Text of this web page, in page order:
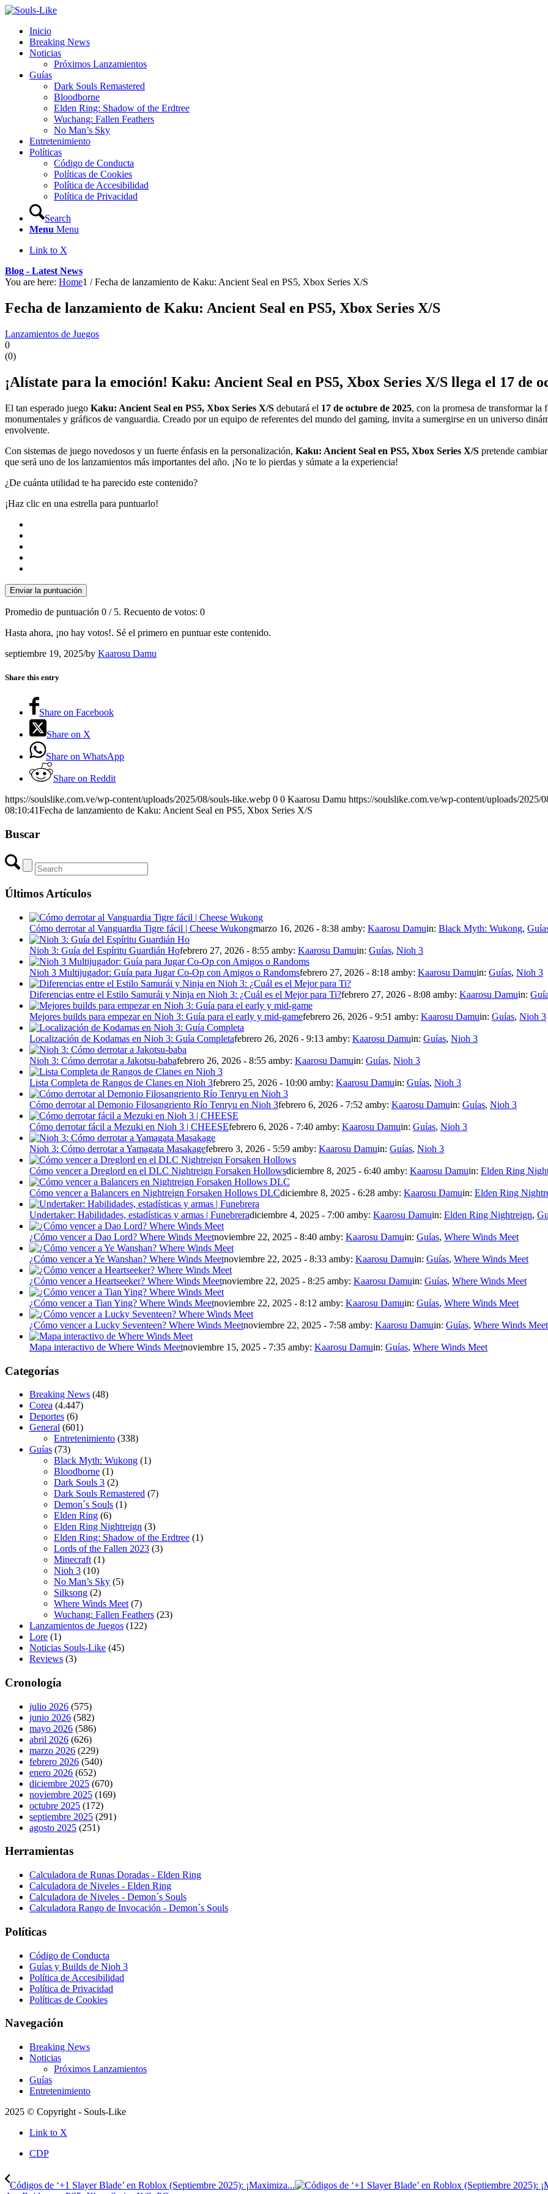
Inicio
Breaking News
Noticias
Próximos Lanzamientos
Guías
Dark Souls Remastered
Bloodborne
Elden Ring: Shadow of the Erdtree
Wuchang: Fallen Feathers
No Man’s Sky
Entretenimiento
Políticas
Código de Conducta
Políticas de Cookies
Política de Accesibilidad
Política de Privacidad
Search
Menu Menu
Link to X
Blog - Latest News
You are here: Home1 / Fecha de lanzamiento de Kaku: Ancient Seal en PS5, Xbox Series X/S
Fecha de lanzamiento de Kaku: Ancient Seal en PS5, Xbox Series X/S
Lanzamientos de Juegos
0
(0)
¡Alístate para la emoción! Kaku: Ancient Seal en PS5, Xbox Series X/S llega el 17 de
El tan esperado juego Kaku: Ancient Seal en PS5, Xbox Series X/S debutará el 17 de octubre de 2025, con la promesa de transformar la
monumentales y gráficos de vanguardia. Creado por un equipo de referentes del mundo del gaming, invita a sumergirse en un universo
envolvente.
Con sistemas de juego novedosos y un fuerte énfasis en la personalización, Kaku: Ancient Seal en PS5, Xbox Series X/S pretende
que será uno de los lanzamientos más importantes del año. ¡No te lo pierdas y súmate a la experiencia!
¿De cuánta utilidad te ha parecido este contenido?
¡Haz clic en una estrella para puntuarlo!
Enviar la puntuación
Promedio de puntuación 0 / 5. Recuento de votos: 0
Hasta ahora, ¡no hay votos!. Sé el primero en puntuar este contenido.
septiembre 19, 2025/by Kaarosu Damu
Share this entry
Share on Facebook
Share on X
Share on WhatsApp
Share on Reddit
https://soulslike.com.ve/wp-content/uploads/2025/08/souls-like.webp 0 0 Kaarosu Damu https://soulslike.com.ve/wp-content/uploads/2025/
08:10:41Fecha de lanzamiento de Kaku: Ancient Seal en PS5, Xbox Series X/S
Buscar
Últimos Artículos
Cómo derrotar al Vanguardia Tigre fácil | Cheese Wukongmarzo 16, 2026 - 8:38 amby: Kaarosu Damuin: Black Myth: Wukong,
Nioh 3: Guía del Espíritu Guardián Hofebrero 27, 2026 - 8:55 amby: Kaarosu Damuin: Guías, Nioh 3
Nioh 3 Multijugador: Guía para Jugar Co-Op con Amigos o Randomsfebrero 27, 2026 - 8:18 amby: Kaarosu Damuin: Guías, Nioh 3
Diferencias entre el Estilo Samurái y Ninja en Nioh 3: ¿Cuál es el Mejor para Ti?febrero 27, 2026 - 8:08 amby: Kaarosu Damuin:
Mejores builds para empezar en Nioh 3: Guía para el early y mid-gamefebrero 26, 2026 - 9:51 amby: Kaarosu Damuin: Guías, Nioh 3
Localización de Kodamas en Nioh 3: Guía Completafebrero 26, 2026 - 9:13 amby: Kaarosu Damuin: Guías, Nioh 3
Nioh 3: Cómo derrotar a Jakotsu-babafebrero 26, 2026 - 8:55 amby: Kaarosu Damuin: Guías, Nioh 3
Lista Completa de Rangos de Clanes en Nioh 3febrero 25, 2026 - 10:00 amby: Kaarosu Damuin: Guías, Nioh 3
Cómo derrotar al Demonio Filosangriento Río Tenryu en Nioh 3febrero 6, 2026 - 7:52 amby: Kaarosu Damuin: Guías, Nioh 3
Cómo derrotar fácil a Mezuki en Nioh 3 | CHEESEfebrero 6, 2026 - 7:40 amby: Kaarosu Damuin: Guías, Nioh 3
Nioh 3: Cómo derrotar a Yamagata Masakagefebrero 3, 2026 - 5:59 amby: Kaarosu Damuin: Guías, Nioh 3
Cómo vencer a Dreglord en el DLC Nightreign Forsaken Hollowsdiciembre 8, 2025 - 6:40 amby: Kaarosu Damuin: Elden Ring
Cómo vencer a Balancers en Nightreign Forsaken Hollows DLCdiciembre 8, 2025 - 6:28 amby: Kaarosu Damuin: Elden Ring
Undertaker: Habilidades, estadísticas y armas | Funebreradiciembre 4, 2025 - 7:00 amby: Kaarosu Damuin: Elden Ring Nightreign,
¿Cómo vencer a Dao Lord? Where Winds Meetnoviembre 22, 2025 - 8:40 amby: Kaarosu Damuin: Guías, Where Winds Meet
¿Cómo vencer a Ye Wanshan? Where Winds Meetnoviembre 22, 2025 - 8:33 amby: Kaarosu Damuin: Guías, Where Winds Meet
¿Cómo vencer a Heartseeker? Where Winds Meetnoviembre 22, 2025 - 8:25 amby: Kaarosu Damuin: Guías, Where Winds Meet
¿Cómo vencer a Tian Ying? Where Winds Meetnoviembre 22, 2025 - 8:12 amby: Kaarosu Damuin: Guías, Where Winds Meet
¿Cómo vencer a Lucky Seventeen? Where Winds Meetnoviembre 22, 2025 - 7:58 amby: Kaarosu Damuin: Guías, Where Winds Meet
Mapa interactivo de Where Winds Meetnoviembre 15, 2025 - 7:35 amby: Kaarosu Damuin: Guías, Where Winds Meet
Categorías
Breaking News (48)
Corea (4.447)
Deportes (6)
General (601)
Entretenimiento (338)
Guías (73)
Black Myth: Wukong (1)
Bloodborne (1)
Dark Souls 3 (2)
Dark Souls Remastered (7)
Demon´s Souls (1)
Elden Ring (6)
Elden Ring Nightreign (3)
Elden Ring: Shadow of the Erdtree (1)
Lords of the Fallen 2023 (3)
Minecraft (1)
Nioh 3 (10)
No Man’s Sky (5)
Silksong (2)
Where Winds Meet (7)
Wuchang: Fallen Feathers (23)
Lanzamientos de Juegos (122)
Lore (1)
Noticias Souls-Like (45)
Reviews (3)
Cronología
julio 2026 (575)
junio 2026 (582)
mayo 2026 (586)
abril 2026 (626)
marzo 2026 (229)
febrero 2026 (540)
enero 2026 (652)
diciembre 2025 (670)
noviembre 2025 (169)
octubre 2025 (172)
septiembre 2025 (291)
agosto 2025 (251)
Herramientas
Calculadora de Runas Doradas - Elden Ring
Calculadora de Niveles - Elden Ring
Calculadora de Niveles - Demon´s Souls
Calculadora Rango de Invocación - Demon´s Souls
Políticas
Código de Conducta
Guías y Builds de Nioh 3
Política de Accesibilidad
Política de Privacidad
Políticas de Cookies
Navegación
Breaking News
Noticias
Próximos Lanzamientos
Guías
Entretenimiento
2025 © Copyright - Souls-Like
Link to X
CDP
Códigos de ‘+1 Slayer Blade’ en Roblox (Septiembre 2025): ¡Maximiza...